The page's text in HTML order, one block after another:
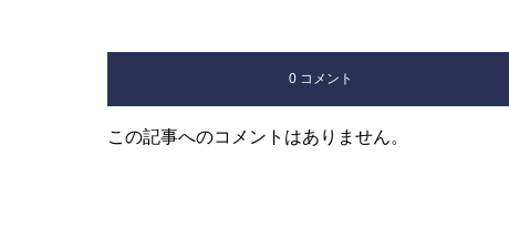
0 コメント
この記事へのコメントはありません。